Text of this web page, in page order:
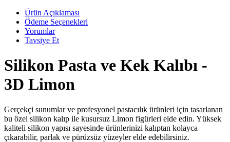
Ürün Açıklaması
Ödeme Seçenekleri
Yorumlar
Tavsiye Et
Silikon Pasta ve Kek Kalıbı -
3D Limon
Gerçekçi sunumlar ve profesyonel pastacılık ürünleri için tasarlanan
bu özel silikon kalıp ile kusursuz Limon figürleri elde edin. Yüksek
kaliteli silikon yapısı sayesinde ürünlerinizi kalıptan kolayca
çıkarabilir, parlak ve pürüzsüz yüzeyler elde edebilirsiniz.